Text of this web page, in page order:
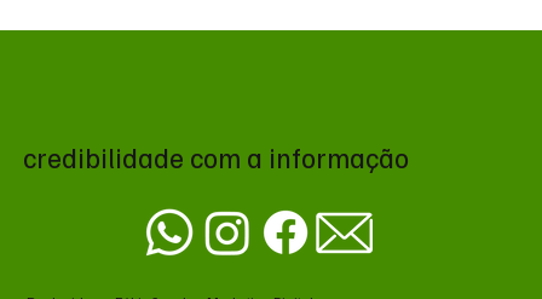
credibilidade com a informação